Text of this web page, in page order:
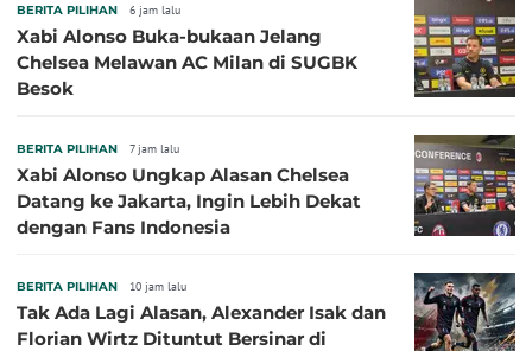
BERITA PILIHAN 6 jam lalu
Xabi Alonso Buka-bukaan Jelang
Chelsea Melawan AC Milan di SUGBK
Besok
BERITA PILIHAN 7 jam lalu
Xabi Alonso Ungkap Alasan Chelsea
Datang ke Jakarta, Ingin Lebih Dekat
dengan Fans Indonesia
BERITA PILIHAN 10 jam lalu
Tak Ada Lagi Alasan, Alexander Isak dan
Florian Wirtz Dituntut Bersinar di